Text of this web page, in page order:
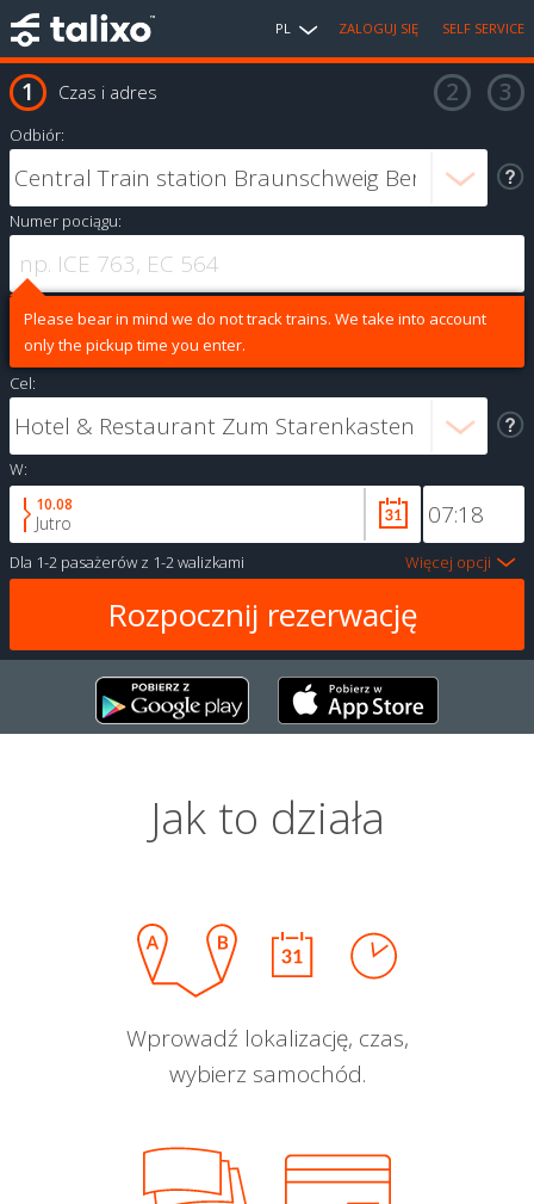
PL ZALOGUJ SIĘ SELF SERVICE
Czas i adres
Odbiór:
Numer pociągu:
Please bear in mind we do not track trains. We take into account
only the pickup time you enter.
Cel:
W:
10.08
Jutro
Dla 1-2 pasażerów z 1-2 walizkami Więcej opcji
Jak to działa
Wprowadź lokalizację, czas,
wybierz samochód.